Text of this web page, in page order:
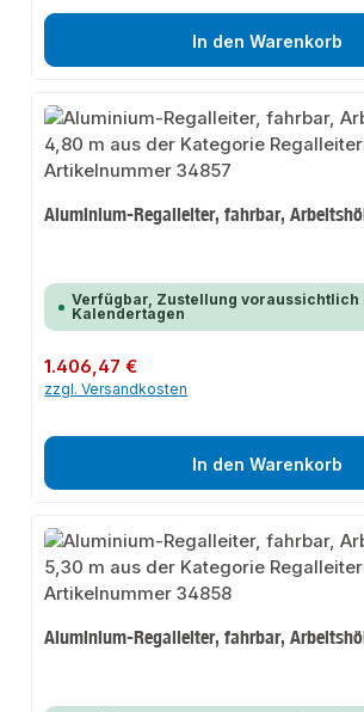
In den Warenkorb
Aluminium-Regalleiter, fahrbar,
Verfügbar, Zustellung voraussichtlich
Kalendertagen
Regulärer Preis:
1.406,47 €
zzgl. Versandkosten
In den Warenkorb
Aluminium-Regalleiter, fahrbar,